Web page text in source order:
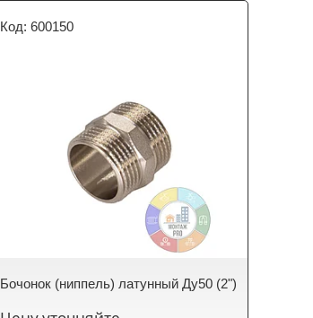
600150
Бочонок (ниппель) латунный Ду50 (2")